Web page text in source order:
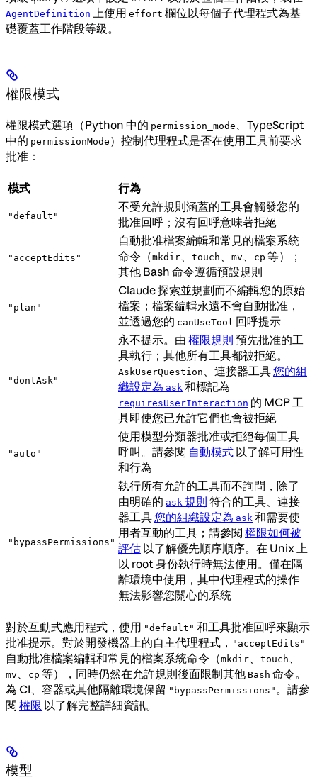
AgentDefinition 上使用 effort 欄位以每個子代理程式為基
礎覆蓋工作階段等級。
權限模式
權限模式選項（Python 中的 permission_mode 、TypeScript
中的 permissionMode ）控制代理程式是否在使用工具前要求
批准：
模式 行為
"default"
不受允許規則涵蓋的工具會觸發您的
批准回呼；沒有回呼意味著拒絕
"acceptEdits"
自動批准檔案編輯和常見的檔案系統
命令（mkdir、 touch 、 mv 、 cp 等）；
其他 Bash 命令遵循預設規則
"plan"
Claude 探索並規劃而不編輯您的原始
檔案；檔案編輯永遠不會自動批准，
並透過您的 canUseTool 回呼提示
"dontAsk"
永不提示。由 權限規則 預先批准的工
具執行；其他所有工具都被拒絕。
AskUserQuestion 、連接器工具您的組
織設定為 ask 和標記為
requiresUserInteraction 的 MCP 工
具即使您已允許它們也會被拒絕
"auto"
使用模型分類器批准或拒絕每個工具
呼叫。請參閱 自動模式 以了解可用性
和行為
"bypassPermissions"
執行所有允許的工具而不詢問，除了
由明確的 ask 規則 符合的工具、連接
器工具您的組織設定為 ask 和需要使
用者互動的工具；請參閱 權限如何被
評估 以了解優先順序順序。在 Unix 上
以 root 身份執行時無法使用。僅在隔
離環境中使用，其中代理程式的操作
無法影響您關心的系統
對於互動式應用程式，使用 "default" 和工具批准回呼來顯示
批准提示。對於開發機器上的自主代理程式， "acceptEdits"
自動批准檔案編輯和常見的檔案系統命令（mkdir、 touch 、
mv 、 cp 等），同時仍然在允許規則後面限制其他 Bash 命令。
為 CI、容器或其他隔離環境保留 "bypassPermissions" 。請參
閱 權限 以了解完整詳細資訊。
模型